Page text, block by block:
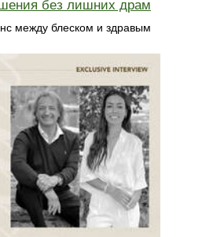
без лишних драм
между блеском и здравым